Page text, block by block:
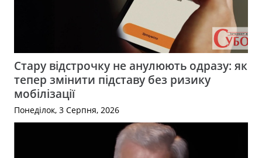
Стару відстрочку не анулюють одразу: як
тепер змінити підставу без ризику
мобілізації
Понеділок, 3 Серпня, 2026